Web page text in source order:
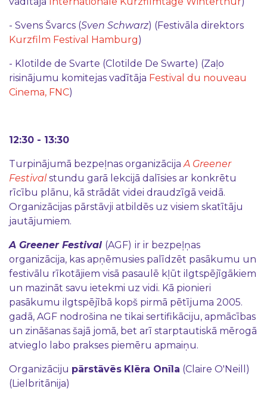
- Svens Švarcs (Sven Schwarz) (Festivāla direktors
Kurzfilm Festival Hamburg)
- Klotilde de Svarte (Clotilde De Swarte) (Zaļo
risinājumu komitejas vadītāja Festival du nouveau
Cinema, FNC)
12:30 - 13:30
Turpinājumā bezpeļnas organizācijaA Greener
Festivalstundu garā lekcijā dalīsies ar konkrētu
rīcību plānu, kā strādāt videi draudzīgā veidā.
Organizācijas pārstāvji atbildēs uz visiem skatītāju
jautājumiem.
A Greener Festival (AGF) ir ir bezpeļņas
organizācija, kas apņēmusies palīdzēt pasākumu un
festivālu rīkotājiem visā pasaulē kļūt ilgtspējīgākiem
un mazināt savu ietekmi uz vidi. Kā pionieri
pasākumu ilgtspējībā kopš pirmā pētījuma 2005.
gadā, AGF nodrošina ne tikai sertifikāciju, apmācības
un zināšanas šajā jomā, bet arī starptautiskā mērogā
atvieglo labo prakses piemēru apmaiņu.
Organizāciju pārstāvēs Klēra Onīla (Claire O'Neill)
(Lielbritānija)